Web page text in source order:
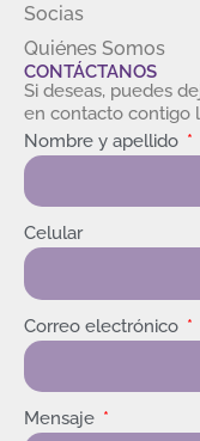
Socias
Quiénes Somos
CONTÁCTANOS
Si deseas, puedes
en contacto contigo
Nombre y apellido
Celular
Correo electrónico
Mensaje